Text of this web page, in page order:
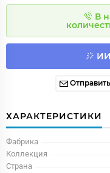
В
ХАРАКТЕРИСТИКИ
Фабрика
Коллекция
Страна